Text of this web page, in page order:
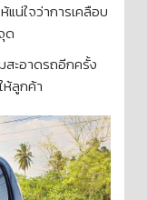
แน่ใจว่าการเคลือบ
ด
สะอาดรถอีกครั้ง
ลูกค้า